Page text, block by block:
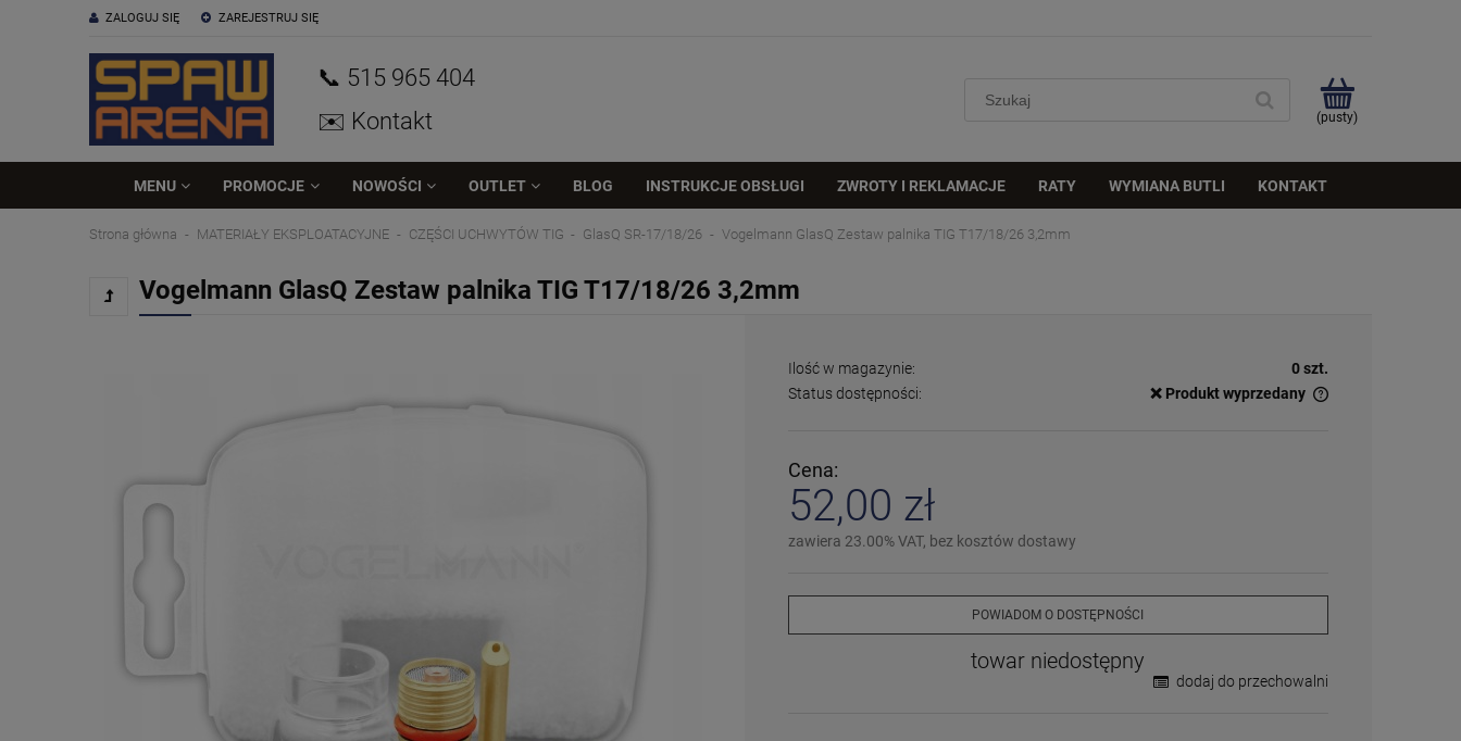
ZAREJESTRUJ SIĘ
ZALOGUJ SIĘ
📞 515 965 404
✉️ Kontakt
(pusty)
MENU PROMOCJE NOWOŚCI OUTLET BLOG INSTRUKCJE OBSŁUGI ZWROTY I REKLAMACJE RATY WYMIANA BUTLI KONTAKT
Strona główna MATERIAŁY EKSPLOATACYJNE CZĘŚCI UCHWYTÓW TIG GlasQ SR-17/18/26 Vogelmann GlasQ Zestaw palnika TIG T17/18/26 3,2mm
Vogelmann GlasQ Zestaw palnika TIG T17/18/26 3,2mm
Ilość w magazynie:
0 szt.
Status dostępności:
❌ Produkt wyprzedany
⛔Wycofany
Cena:
52,00 zł
zawiera 23.00% VAT, bez kosztów dostawy
POWIADOM O DOSTĘPNOŚCI
towar niedostępny
dodaj do przechowalni